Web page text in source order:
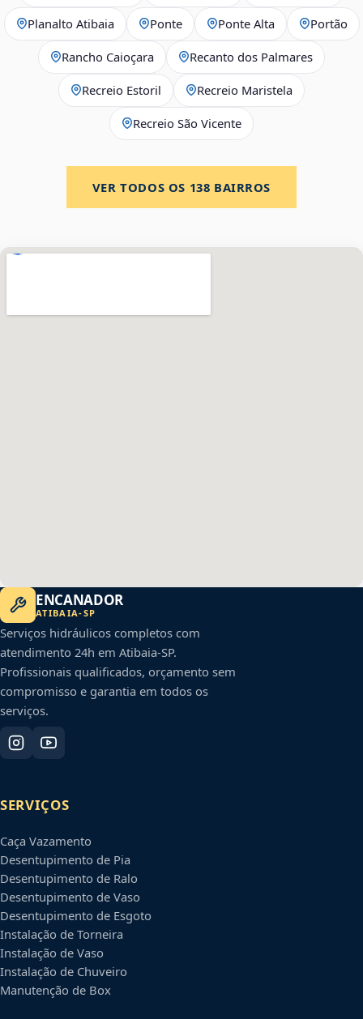
Planalto Atibaia Ponte Ponte Alta Portão
Rancho Caioçara Recanto dos Palmares
Recreio Estoril Recreio Maristela
Recreio São Vicente
VER TODOS OS 138 BAIRROS
ENCANADOR
ATIBAIA-SP
Serviços hidráulicos completos com
atendimento 24h em Atibaia-SP.
Profissionais qualificados, orçamento sem
compromisso e garantia em todos os
serviços.
SERVIÇOS
Caça Vazamento
Desentupimento de Pia
Desentupimento de Ralo
Desentupimento de Vaso
Desentupimento de Esgoto
Instalação de Torneira
Instalação de Vaso
Instalação de Chuveiro
Manutenção de Box